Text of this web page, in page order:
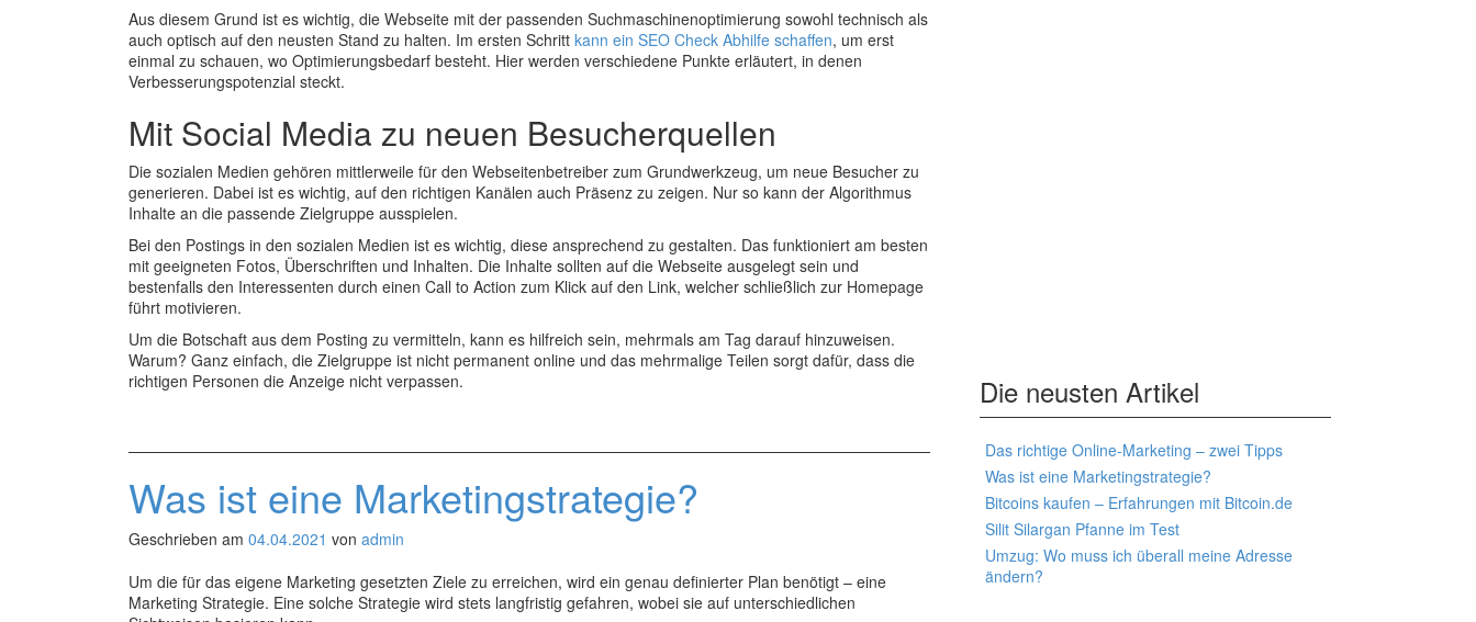
Aus diesem Grund ist es wichtig, die Webseite mit der passenden Suchmaschinenoptimierung sowohl technisch als
auch optisch auf den neusten Stand zu halten. Im ersten Schritt kann ein SEO Check Abhilfe schaffen, um erst
einmal zu schauen, wo Optimierungsbedarf besteht. Hier werden verschiedene Punkte erläutert, in denen
Verbesserungspotenzial steckt.
Mit Social Media zu neuen Besucherquellen
Die sozialen Medien gehören mittlerweile für den Webseitenbetreiber zum Grundwerkzeug, um neue Besucher zu
generieren. Dabei ist es wichtig, auf den richtigen Kanälen auch Präsenz zu zeigen. Nur so kann der Algorithmus
Inhalte an die passende Zielgruppe ausspielen.
Bei den Postings in den sozialen Medien ist es wichtig, diese ansprechend zu gestalten. Das funktioniert am besten
mit geeigneten Fotos, Überschriften und Inhalten. Die Inhalte sollten auf die Webseite ausgelegt sein und
bestenfalls den Interessenten durch einen Call to Action zum Klick auf den Link, welcher schließlich zur Homepage
führt motivieren.
Um die Botschaft aus dem Posting zu vermitteln, kann es hilfreich sein, mehrmals am Tag darauf hinzuweisen.
Warum? Ganz einfach, die Zielgruppe ist nicht permanent online und das mehrmalige Teilen sorgt dafür, dass die
richtigen Personen die Anzeige nicht verpassen.
Was ist eine Marketingstrategie?
Geschrieben am 04.04.2021 von admin
Um die für das eigene Marketing gesetzten Ziele zu erreichen, wird ein genau definierter Plan benötigt – eine
Marketing Strategie. Eine solche Strategie wird stets langfristig gefahren, wobei sie auf unterschiedlichen
Die neusten Artikel
Das richtige Online-Marketing – zwei Tipps
Was ist eine Marketingstrategie?
Bitcoins kaufen – Erfahrungen mit Bitcoin.de
Silit Silargan Pfanne im Test
Umzug: Wo muss ich überall meine Adresse
ändern?